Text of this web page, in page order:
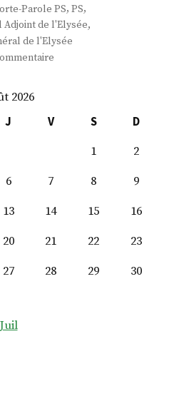
Parole PS, PS,
Adjoint de l'Elysée,
de l'Elysée
2026
J V S
D
1
2
6 7 8
9
13 14 15
16
20 21 22
23
27 28 29
30